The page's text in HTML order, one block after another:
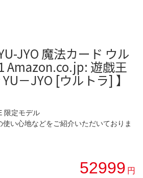
JYO 魔法カード ウル
Amazon.co.jp: 遊戯王
－JYO [ウルトラ] 】
限定モデル
い心地などをご紹介いただいておりま
52999 円